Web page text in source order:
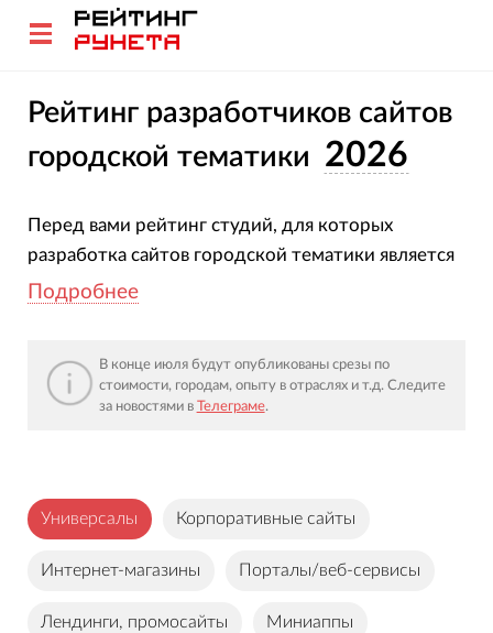
Рейтинг разработчиков сайтов
городской тематики 2026
Перед вами рейтинг студий, для которых
разработка сайтов городской тематики является
основной предоставляемой услугой.
представление о ведущих веб-разработчиках,
специализирующихся на региональной тематике,
сайта» и выбирайте только те веб-студии,
которые подходят вам по ценовому диапазону.
Хотите организовать тендер на разработку сайта
для города или страны? Используйте
Подробнее
В конце июля будут опубликованы срезы по
стоимости, городам, опыту в отраслях и т.д. Следите
за новостями в Телеграме.
Универсалы Корпоративные сайты
Интернет-магазины Порталы/веб-сервисы
Лендинги, промосайты Миниаппы